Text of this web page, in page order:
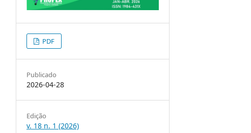
PDF
Publicado
2026-04-28
Edição
v. 18 n. 1 (2026)